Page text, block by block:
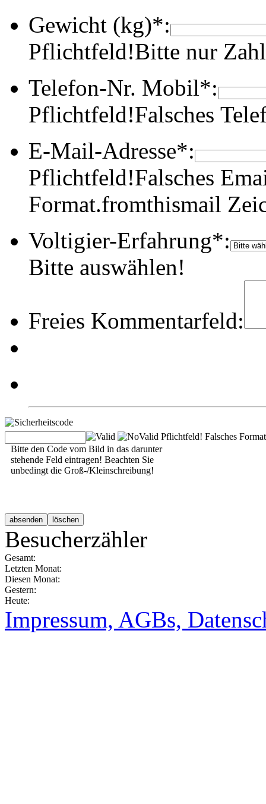
Gewicht (kg)*:
Pflichtfeld!Bitte nur
Telefon-Nr. Mobil*:
Pflichtfeld!Falsches
E-Mail-Adresse*:
Pflichtfeld!Falsches
Format.fromthismail
Voltigier-Erfahrung*:
Bitte auswählen!
Freies Kommentarfeld:
Pflichtfeld! Falsches
Bitte den Code vom Bild in das darunter
stehende Feld eintragen! Beachten Sie
unbedingt die Groß-/Kleinschreibung!
Besucherzähler
Gesamt:
Letzten Monat:
Diesen Monat:
Gestern:
Heute:
Impressum, AGBs,